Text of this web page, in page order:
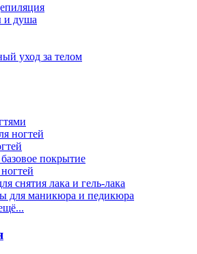
и душа
уход за телом
ногтей
покрытие
снятия лака и гель-лака
для маникюра и педикюра